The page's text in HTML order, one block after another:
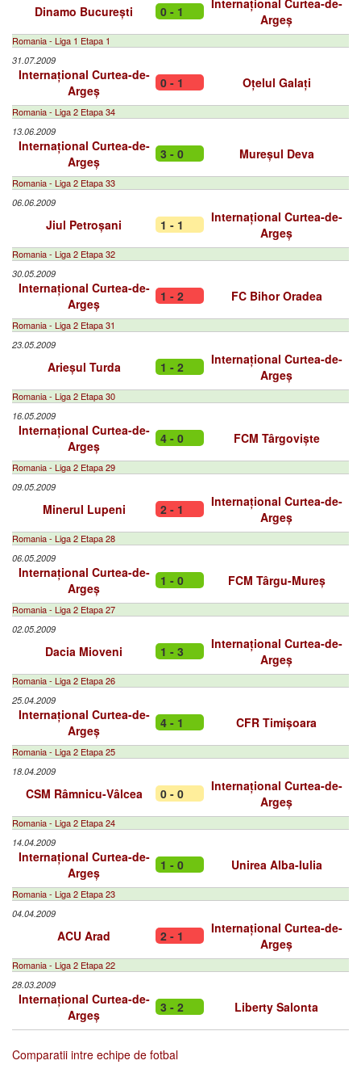
Dinamo București 0 - 1
Internațional Curtea-de-
Argeș
Romania - Liga 1 Etapa 1
31.07.2009
Internațional Curtea-de-
Argeș
0 - 1 Oțelul Galați
Romania - Liga 2 Etapa 34
13.06.2009
Internațional Curtea-de-
Argeș
3 - 0 Mureșul Deva
Romania - Liga 2 Etapa 33
06.06.2009
Jiul Petroșani 1 - 1
Internațional Curtea-de-
Argeș
Romania - Liga 2 Etapa 32
30.05.2009
Internațional Curtea-de-
Argeș
1 - 2 FC Bihor Oradea
Romania - Liga 2 Etapa 31
23.05.2009
Arieșul Turda 1 - 2
Internațional Curtea-de-
Argeș
Romania - Liga 2 Etapa 30
16.05.2009
Internațional Curtea-de-
Argeș
4 - 0 FCM Târgoviște
Romania - Liga 2 Etapa 29
09.05.2009
Minerul Lupeni 2 - 1
Internațional Curtea-de-
Argeș
Romania - Liga 2 Etapa 28
06.05.2009
Internațional Curtea-de-
Argeș
1 - 0 FCM Târgu-Mureș
Romania - Liga 2 Etapa 27
02.05.2009
Dacia Mioveni 1 - 3
Internațional Curtea-de-
Argeș
Romania - Liga 2 Etapa 26
25.04.2009
Internațional Curtea-de-
Argeș
4 - 1 CFR Timișoara
Romania - Liga 2 Etapa 25
18.04.2009
CSM Râmnicu-Vâlcea 0 - 0
Internațional Curtea-de-
Argeș
Romania - Liga 2 Etapa 24
14.04.2009
Internațional Curtea-de-
Argeș
1 - 0 Unirea Alba-Iulia
Romania - Liga 2 Etapa 23
04.04.2009
ACU Arad 2 - 1
Internațional Curtea-de-
Argeș
Romania - Liga 2 Etapa 22
28.03.2009
Internațional Curtea-de-
Argeș
3 - 2 Liberty Salonta
Comparatii intre echipe de fotbal